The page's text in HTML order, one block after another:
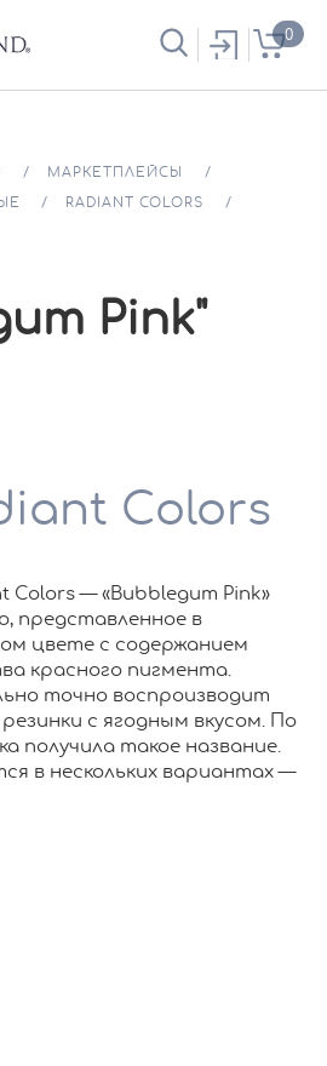
0
МАРКЕТПЛЕЙСЫ
RADIANT COLORS
Pink"
Colors
Colors — «Bubblegum Pink»
представленное в
цвете с содержанием
красного пигмента.
точно воспроизводит
с ягодным вкусом. По
получила такое название.
в нескольких вариантах —